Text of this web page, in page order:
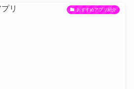
おすすめアプリ紹介